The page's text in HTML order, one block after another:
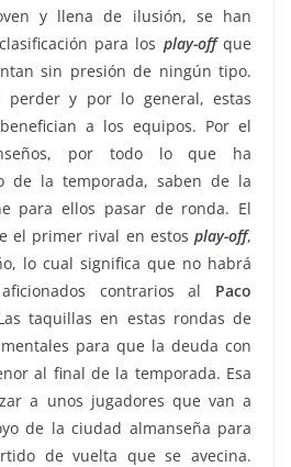
y llena de ilusión, se han
para los play-offque
sin presión de ningún tipo.
perder y por lo general, estas
a los equipos. Por el
por todo lo que ha
de la temporada, saben de la
para ellos pasar de ronda. El
el primer rival en estos play-off,
lo cual significa que no habrá
contrarios al Paco
taquillas en estas rondas de
para que la deuda con
al final de la temporada. Esa
a unos jugadores que van a
de la ciudad almanseña para
de vuelta que se avecina.